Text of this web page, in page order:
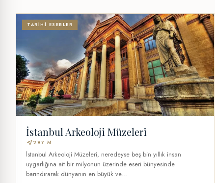
TARIHI ESERLER
İstanbul Arkeoloji Müzeleri
near_me297 M
İstanbul Arkeoloji Müzeleri, neredeyse beş bin yıllık insan
uygarlığına ait bir milyonun üzerinde eseri bünyesinde
barındırarak dünyanın en büyük ve...